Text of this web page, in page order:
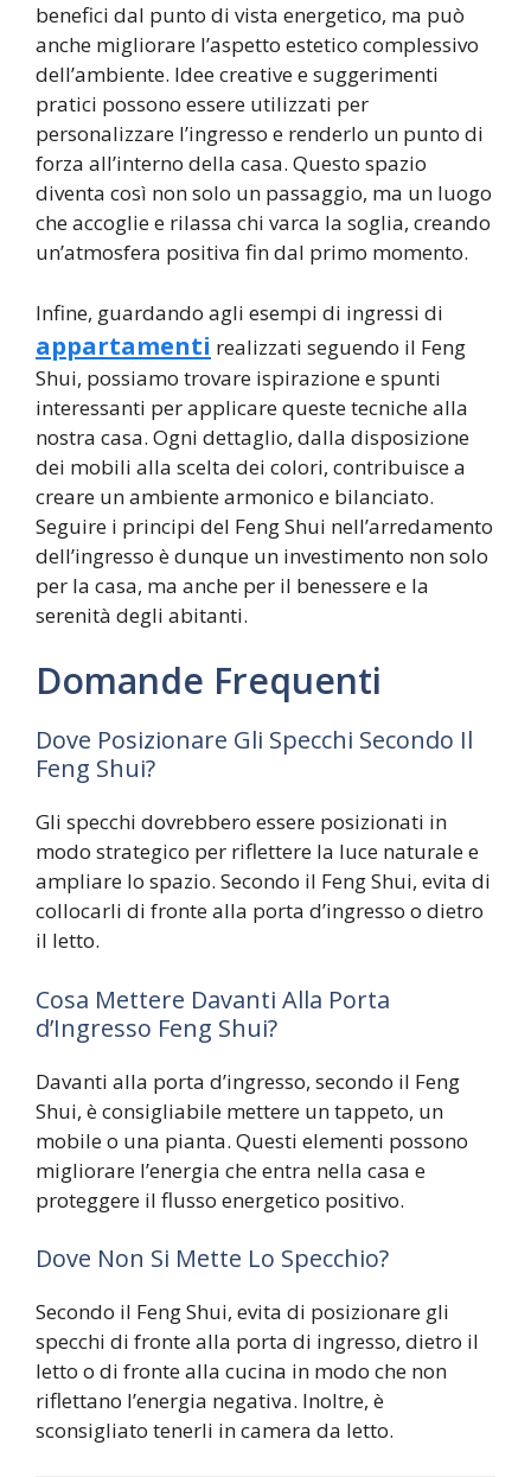
benefici dal punto di vista energetico, ma può
anche migliorare l’aspetto estetico complessivo
dell’ambiente. Idee creative e suggerimenti
pratici possono essere utilizzati per
personalizzare l’ingresso e renderlo un punto di
forza all’interno della casa. Questo spazio
diventa così non solo un passaggio, ma un luogo
che accoglie e rilassa chi varca la soglia, creando
un’atmosfera positiva fin dal primo momento.
Infine, guardando agli esempi di ingressi di
appartamenti realizzati seguendo il Feng
Shui, possiamo trovare ispirazione e spunti
interessanti per applicare queste tecniche alla
nostra casa. Ogni dettaglio, dalla disposizione
dei mobili alla scelta dei colori, contribuisce a
creare un ambiente armonico e bilanciato.
Seguire i principi del Feng Shui nell’arredamento
dell’ingresso è dunque un investimento non solo
per la casa, ma anche per il benessere e la
serenità degli abitanti.
Domande Frequenti
Dove Posizionare Gli Specchi Secondo Il
Feng Shui?
Gli specchi dovrebbero essere posizionati in
modo strategico per riflettere la luce naturale e
ampliare lo spazio. Secondo il Feng Shui, evita di
collocarli di fronte alla porta d’ingresso o dietro
il letto.
Cosa Mettere Davanti Alla Porta
d’Ingresso Feng Shui?
Davanti alla porta d’ingresso, secondo il Feng
Shui, è consigliabile mettere un tappeto, un
mobile o una pianta. Questi elementi possono
migliorare l’energia che entra nella casa e
proteggere il flusso energetico positivo.
Dove Non Si Mette Lo Specchio?
Secondo il Feng Shui, evita di posizionare gli
specchi di fronte alla porta di ingresso, dietro il
letto o di fronte alla cucina in modo che non
riflettano l’energia negativa. Inoltre, è
sconsigliato tenerli in camera da letto.